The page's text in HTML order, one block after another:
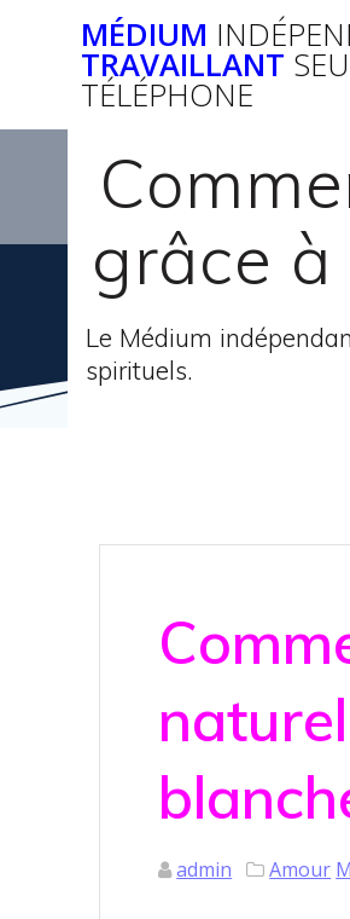
MÉDIUM
TRAVAILLANT
TÉLÉPHONE
grâce
Le Médium
spirituels.
admin Amour